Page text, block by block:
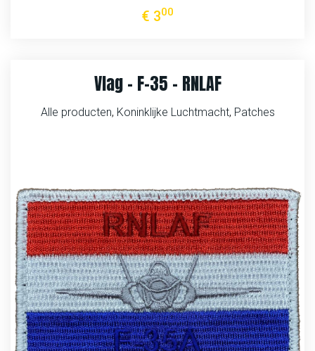
€ 300
Vlag – F-35 – RNLAF
Alle producten, Koninklijke Luchtmacht, Patches